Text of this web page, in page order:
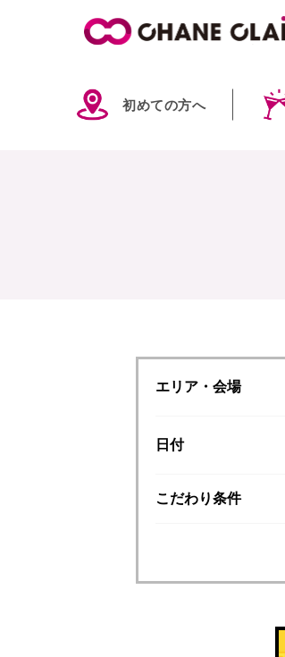
初めての方へ
エリア・会場
日付
こだわり条件